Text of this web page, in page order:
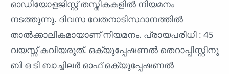
ഓഡിയോളജിസ്റ്റ് തസ്തികകളിൽ നിയമനം
നടത്തുന്നു. ദിവസ വേതനാടിസ്ഥാനത്തിൽ
താൽക്കാലികമായാണ് നിയമനം. പ്രായപരിധി : 45
വയസ്സ് കവിയരുത്. ഒക്യുപ്പേഷണൽ തെറാപ്പിസ്റ്റിനു
ബി ഒ ടി ബാച്ചിലർ ഓഫ് ഒക്യുപ്പേഷണൽ